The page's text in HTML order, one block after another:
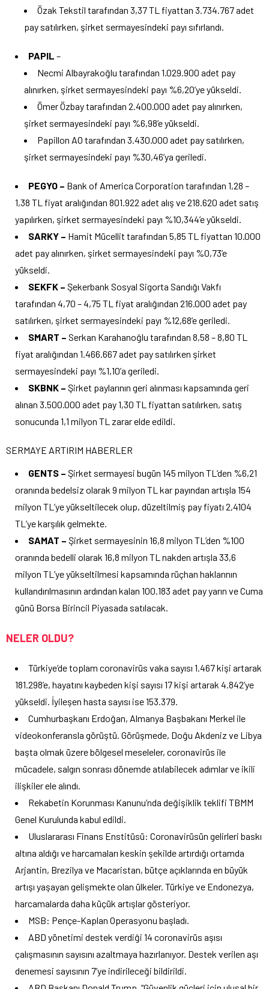
Özak Tekstil tarafından 3,37 TL fiyattan 3.734.767 adet
pay satılırken, şirket sermayesindeki payı sıfırlandı.
PAPIL –
Necmi Albayrakoğlu tarafından 1.029.900 adet pay
alınırken, şirket sermayesindeki payı %6,20’ye yükseldi.
Ömer Özbay tarafından 2.400.000 adet pay alınırken,
şirket sermayesindeki payı %6,98’e yükseldi.
Papillon AO tarafından 3.430.000 adet pay satılırken,
şirket sermayesindeki payı %30,46’ya geriledi.
PEGYO – Bank of America Corporation tarafından 1,28 –
1,38 TL fiyat aralığından 801.922 adet alış ve 218.620 adet satış
yapılırken, şirket sermayesindeki payı %10,344’e yükseldi.
SARKY – Hamit Mücellit tarafından 5,85 TL fiyattan 10.000
adet pay alınırken, şirket sermayesindeki payı %0,73’e
yükseldi.
SEKFK – Şekerbank Sosyal Sigorta Sandığı Vakfı
tarafından 4,70 – 4,75 TL fiyat aralığından 216.000 adet pay
satılırken, şirket sermayesindeki payı %12,68’e geriledi.
SMART – Serkan Karahanoğlu tarafından 8,58 – 8,80 TL
fiyat aralığından 1.466.667 adet pay satılırken şirket
sermayesindeki payı %1,10’a geriledi.
SKBNK – Şirket paylarının geri alınması kapsamında geri
alınan 3.500.000 adet pay 1,30 TL fiyattan satılırken, satış
sonucunda 1,1 milyon TL zarar elde edildi.
SERMAYE ARTIRIM HABERLER
GENTS – Şirket sermayesi bugün 145 milyon TL’den %6,21
oranında bedelsiz olarak 9 milyon TL kar payından artışla 154
milyon TL’ye yükseltilecek olup, düzeltilmiş pay fiyatı 2,4104
TL’ye karşılık gelmekte.
SAMAT – Şirket sermayesinin 16,8 milyon TL’den %100
oranında bedelli olarak 16,8 milyon TL nakden artışla 33,6
milyon TL’ye yükseltilmesi kapsamında rüçhan haklarının
kullandırılmasının ardından kalan 100.183 adet pay yarın ve Cuma
günü Borsa Birincil Piyasada satılacak.
NELER OLDU?
Türkiye’de toplam coronavirüs vaka sayısı 1.467 kişi artarak
181.298’e, hayatını kaybeden kişi sayısı 17 kişi artarak 4.842’ye
yükseldi. İyileşen hasta sayısı ise 153.379.
Cumhurbaşkanı Erdoğan, Almanya Başbakanı Merkel ile
videokonferansla görüştü. Görüşmede, Doğu Akdeniz ve Libya
başta olmak üzere bölgesel meseleler, coronavirüs ile
mücadele, salgın sonrası dönemde atılabilecek adımlar ve ikili
ilişkiler ele alındı.
Rekabetin Korunması Kanunu’nda değişiklik teklifi TBMM
Genel Kurulunda kabul edildi.
Uluslararası Finans Enstitüsü: Coronavirüsün gelirleri baskı
altına aldığı ve harcamaları keskin şekilde artırdığı ortamda
Arjantin, Brezilya ve Macaristan, bütçe açıklarında en büyük
artışı yaşayan gelişmekte olan ülkeler. Türkiye ve Endonezya,
harcamalarda daha küçük artışlar gösteriyor.
MSB: Pençe-Kaplan Operasyonu başladı.
ABD yönetimi destek verdiği 14 coronavirüs aşısı
çalışmasının sayısını azaltmaya hazırlanıyor. Destek verilen aşı
denemesi sayısının 7’ye indirileceği bildirildi.